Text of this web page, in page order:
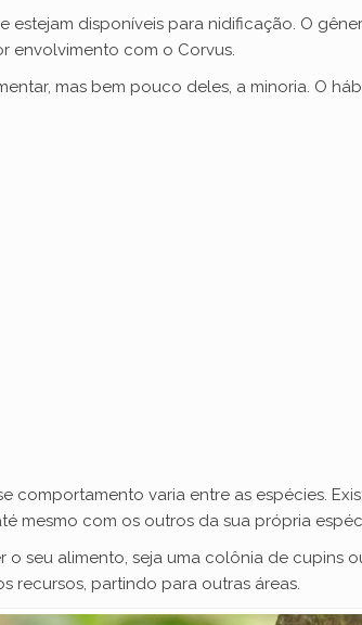
disponíveis para nidificação. O
envolvimento com o Corvus.
mas bem pouco deles, a minoria. O
comportamento varia entre as espécies.
mesmo com os outros da sua própria
seu alimento, seja uma colônia de cupins
recursos, partindo para outras áreas.